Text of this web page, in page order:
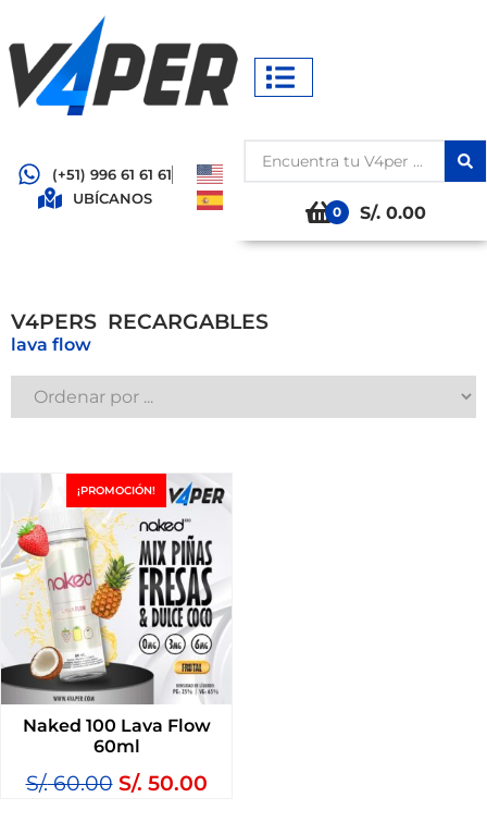
(+51) 996 61 61 61
UBÍCANOS
0
S/. 0.00
V4PERSRECARGABLES
lava flow
¡PROMOCIÓN!
Naked 100 Lava Flow
60ml
S/.60.00 S/. 50.00